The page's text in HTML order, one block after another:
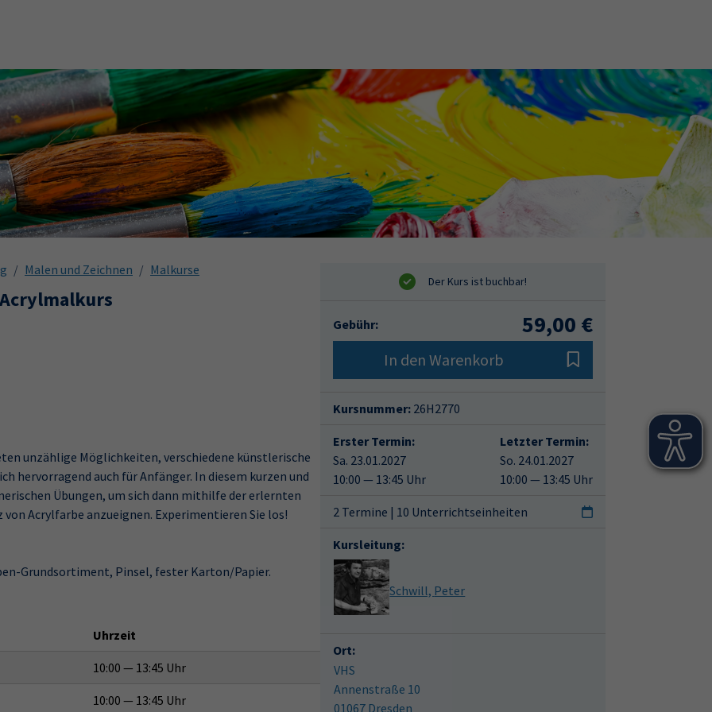
Malen und Zeichnen Malkurse
unzählige Möglichkeiten, verschiedene künstlerische
hervorragend auch für Anfänger. In diesem kurzen und
Übungen, um sich dann mithilfe der erlernten
Acrylfarbe anzueignen. Experimentieren Sie los!
Grundsortiment, Pinsel, fester Karton/Papier.
Uhrzeit
10:00 — 13:45 Uhr
10:00 — 13:45 Uhr
Gebühr: 59,00 €
In den Warenkorb
Kursnummer: 26H2770
Erster Termin:
Sa. 23.01.2027
10:00 — 13:45 Uhr
Letzter Termin:
So. 24.01.2027
10:00 — 13:45 Uhr
2 Termine | 10 Unterrichtseinheiten
Kursleitung:
Schwill, Peter
Ort:
VHS
Annenstraße 10
01067 Dresden